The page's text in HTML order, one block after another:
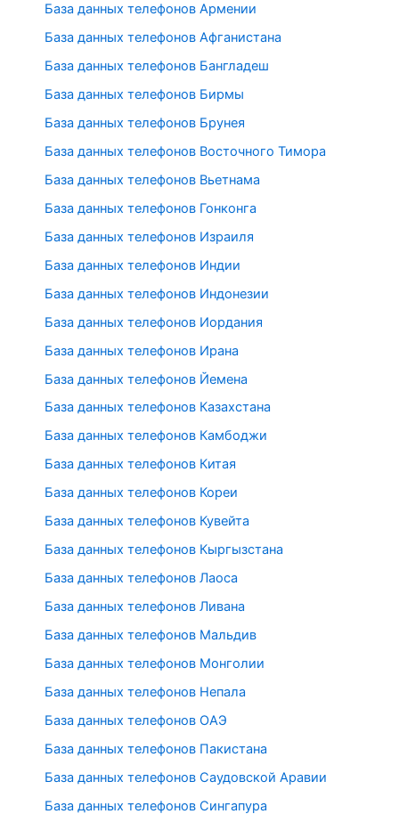
База данных телефонов Армении
База данных телефонов Афганистана
База данных телефонов Бангладеш
База данных телефонов Бирмы
База данных телефонов Брунея
База данных телефонов Восточного Тимора
База данных телефонов Вьетнама
База данных телефонов Гонконга
База данных телефонов Израиля
База данных телефонов Индии
База данных телефонов Индонезии
База данных телефонов Иордания
База данных телефонов Ирана
База данных телефонов Йемена
База данных телефонов Казахстана
База данных телефонов Камбоджи
База данных телефонов Китая
База данных телефонов Кореи
База данных телефонов Кувейта
База данных телефонов Кыргызстана
База данных телефонов Лаоса
База данных телефонов Ливана
База данных телефонов Мальдив
База данных телефонов Монголии
База данных телефонов Непала
База данных телефонов ОАЭ
База данных телефонов Пакистана
База данных телефонов Саудовской Аравии
База данных телефонов Сингапура